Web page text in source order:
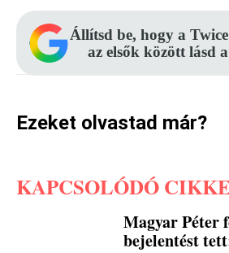
Állítsd be, hogy a
az elsők között lásd
Ezeket olvastad már?
KAPCSOLÓDÓ
Magyar Péter
bejelentést